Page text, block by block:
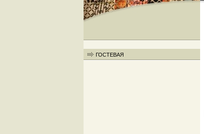
ГОСТЕВАЯ